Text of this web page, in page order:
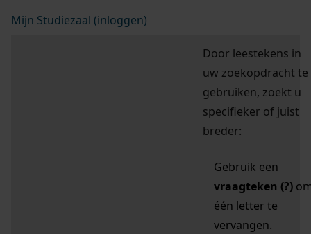
Mijn Studiezaal (inloggen)
Door leestekens in
uw zoekopdracht te
gebruiken, zoekt u
specifieker of juist
breder:
Gebruik een
vraagteken (?)
één letter te
vervangen.